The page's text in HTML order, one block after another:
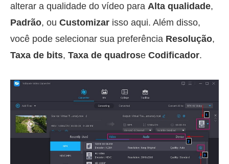
alterar a qualidade do vídeo para Alta qualidade,
Padrão, ou Customizar isso aqui. Além disso,
você pode selecionar sua preferência Resolução,
Taxa de bits, Taxa de quadrose Codificador.